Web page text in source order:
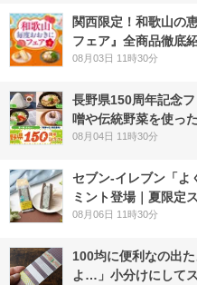
関西限定！和歌山の
フェア』全商品徹底
08月03日 11時30分
長野県150周年記念
噌や伝統野菜を使っ
08月04日 11時30分
セブン‐イレブン「よ
ミント登場｜夏限定
08月06日 11時30分
100均に便利なの出
よ…」小分けにして